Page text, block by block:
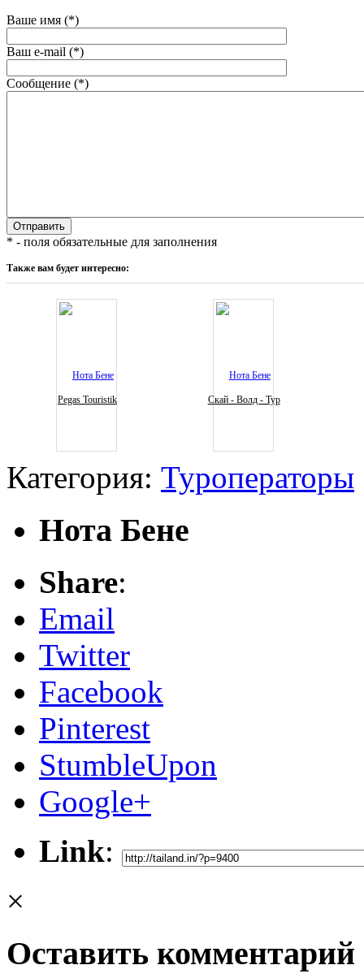
Ваше имя (*)
Ваш e-mail (*)
Сообщение (*)
* - поля обязательные для заполнения
Также вам будет интересно:
Pegas Touristik Скай - Волд - Тур
Категория: Туроператоры
Нота Бене
Share:
Email
Twitter
Facebook
Pinterest
StumbleUpon
Google+
Link:
×
Оставить комментарий